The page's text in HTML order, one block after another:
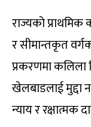
राज्यको
र सीमान्तकृत
प्रकरणमा कलिला
खेलबाडलाई मुद्दा
न्याय र रक्षात्मक